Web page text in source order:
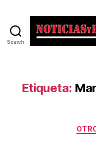
Search
Etiqueta: